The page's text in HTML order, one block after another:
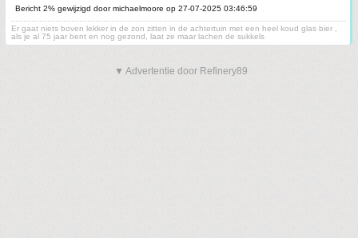
Bericht 2% gewijzigd door michaelmoore op 27-07-2025 03:46:59
Er gaat niets boven lekker in de zon zitten in de achtertuin met een heel koud glas bier ,
als je al 75 jaar bent en nog gezond, laat ze maar lachen de sukkels
▼ Advertentie door Refinery89